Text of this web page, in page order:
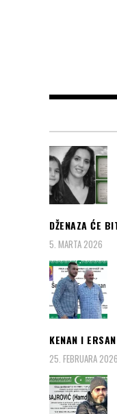
DŽENAZA ĆE
5. MARTA 2026
KENAN I
25. FEBRUARA 2026